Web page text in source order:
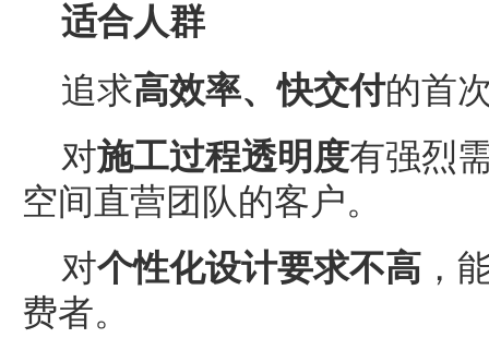
适合人群
追求高效率、快交付的首
对施工过程透明度有强烈
空间直营团队的客户。
对个性化设计要求不高 ，
费者。